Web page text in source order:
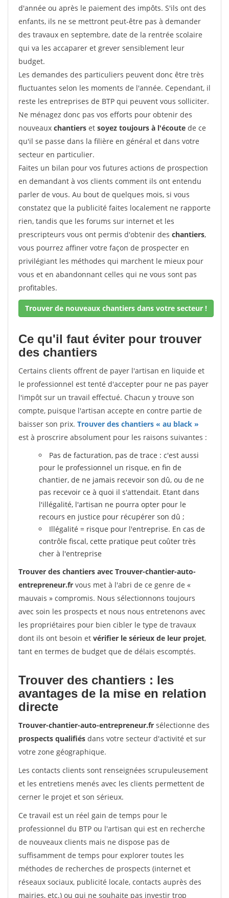
d'année ou après le paiement des impôts. S'ils ont des
enfants, ils ne se mettront peut-être pas à demander
des travaux en septembre, date de la rentrée scolaire
qui va les accaparer et grever sensiblement leur
budget.
Les demandes des particuliers peuvent donc être très
fluctuantes selon les moments de l'année. Cependant, il
reste les entreprises de BTP qui peuvent vous solliciter.
Ne ménagez donc pas vos efforts pour obtenir des
nouveaux chantiers et soyez toujours à l'écoute de ce
qu'il se passe dans la filière en général et dans votre
secteur en particulier.
Faites un bilan pour vos futures actions de prospection
en demandant à vos clients comment ils ont entendu
parler de vous. Au bout de quelques mois, si vous
constatez que la publicité faites localement ne rapporte
rien, tandis que les forums sur internet et les
prescripteurs vous ont permis d'obtenir des chantiers,
vous pourrez affiner votre façon de prospecter en
privilégiant les méthodes qui marchent le mieux pour
vous et en abandonnant celles qui ne vous sont pas
profitables.
Trouver de nouveaux chantiers dans votre secteur !
Ce qu'il faut éviter pour trouver
des chantiers
Certains clients offrent de payer l'artisan en liquide et
le professionnel est tenté d'accepter pour ne pas payer
l'impôt sur un travail effectué. Chacun y trouve son
compte, puisque l'artisan accepte en contre partie de
baisser son prix. Trouver des chantiers « au black »
est à proscrire absolument pour les raisons suivantes :
Pas de facturation, pas de trace : c'est aussi
pour le professionnel un risque, en fin de
chantier, de ne jamais recevoir son dû, ou de ne
pas recevoir ce à quoi il s'attendait. Etant dans
l'illégalité, l'artisan ne pourra opter pour le
recours en justice pour récupérer son dû ;
Illégalité = risque pour l'entreprise. En cas de
contrôle fiscal, cette pratique peut coûter très
cher à l'entreprise
Trouver des chantiers avec Trouver-chantier-auto-
entrepreneur.fr vous met à l'abri de ce genre de «
mauvais » compromis. Nous sélectionnons toujours
avec soin les prospects et nous nous entretenons avec
les propriétaires pour bien cibler le type de travaux
dont ils ont besoin et vérifier le sérieux de leur projet,
tant en termes de budget que de délais escomptés.
Trouver des chantiers : les
avantages de la mise en relation
directe
Trouver-chantier-auto-entrepreneur.fr sélectionne des
prospects qualifiés dans votre secteur d'activité et sur
votre zone géographique.
Les contacts clients sont renseignées scrupuleusement
et les entretiens menés avec les clients permettent de
cerner le projet et son sérieux.
Ce travail est un réel gain de temps pour le
professionnel du BTP ou l'artisan qui est en recherche
de nouveaux clients mais ne dispose pas de
suffisamment de temps pour explorer toutes les
méthodes de recherches de prospects (internet et
réseaux sociaux, publicité locale, contacts auprès des
mairies, etc.) ou qui ne souhaite pas investir trop